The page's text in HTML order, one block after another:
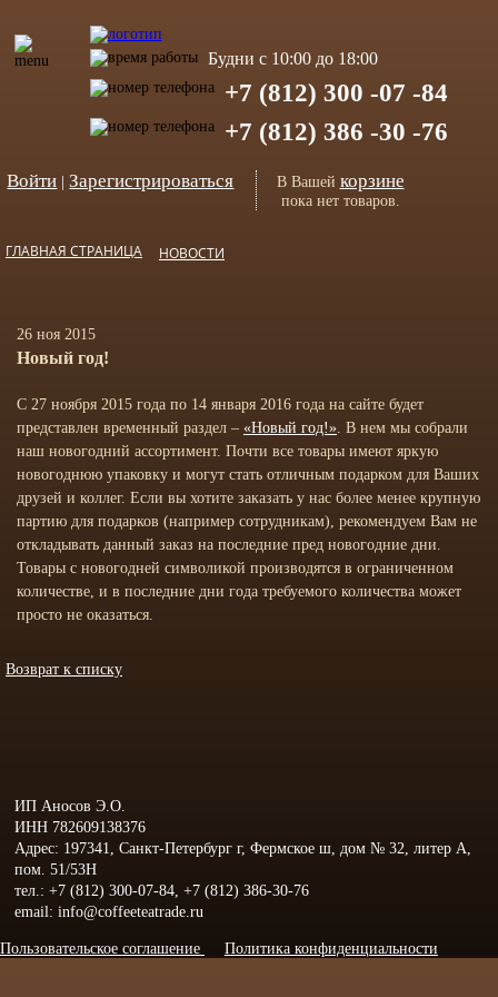
Будни с 10:00 до 18:00
+7 (812) 300 -07 -84
+7 (812) 386 -30 -76
Войти |Зарегистрироваться В Вашей корзине
пока нет товаров.
ГЛАВНАЯ СТРАНИЦА НОВОСТИ
26 ноя 2015
Новый год!
С 27 ноября 2015 года по 14 января 2016 года на сайте будет
представлен временный раздел – «Новый год!». В нем мы собрали
наш новогодний ассортимент. Почти все товары имеют яркую
новогоднюю упаковку и могут стать отличным подарком для Ваших
друзей и коллег. Если вы хотите заказать у нас более менее крупную
партию для подарков (например сотрудникам), рекомендуем Вам не
откладывать данный заказ на последние пред новогодние дни.
Товары с новогодней символикой производятся в ограниченном
количестве, и в последние дни года требуемого количества может
просто не оказаться.
Возврат к списку
ИП Аносов Э.О.
ИНН 782609138376
Адрес: 197341, Санкт-Петербург г, Фермское ш, дом № 32, литер А,
пом. 51/53Н
тел.: +7 (812) 300-07-84, +7 (812) 386-30-76
email: info@coffeeteatrade.ru
Пользовательское соглашение Политика конфиденциальности